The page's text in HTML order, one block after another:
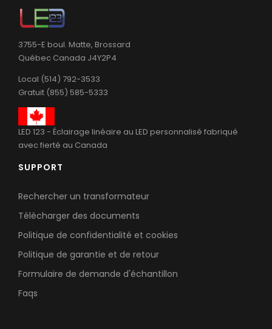
3755-E boul. Matte, Brossard
Québec Canada J4Y2P4
Local (514) 792-3533
Gratuit (855) 585-5333
LED 123 - Éclairage linéaire au LED personnalisé fabriqué
avec fierté au Canada
SUPPORT
Rechercher un transformateur
Télécharger des documents
Politique de confidentialité et cookies
Politique de garantie et de retour
Formulaire de demande d'échantillon
Faqs